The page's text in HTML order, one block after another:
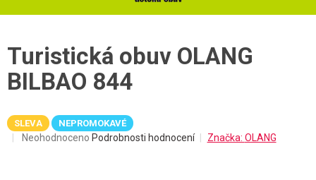
Turistická obuv OLANG
BILBAO 844
SLEVA NEPROMOKAVÉ
Průměrné
Neohodnoceno Podrobnosti hodnocení Značka: OLANG